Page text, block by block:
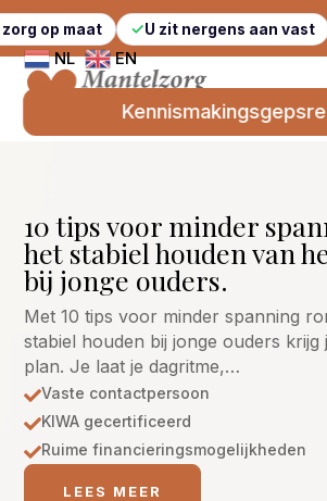
U zit nergens aan vast Altijd
NL EN
10 tips voor minder
het stabiel houden van
bij jonge ouders.
Met 10 tips voor minder spanning
stabiel houden bij jonge ouders krijg
plan. Je laat je dagritme,…
Vaste contactpersoon
KIWA gecertificeerd
Ruime financieringsmogelijkheden
LEES MEER